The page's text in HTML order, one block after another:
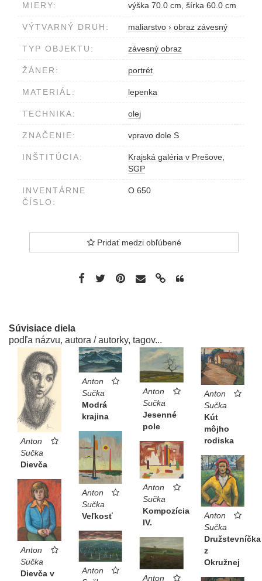
MIERY: výška 70.0 cm, šírka 60.0 cm
VÝTVARNÝ DRUH: maliarstvo › obraz závesný
TYP OBJEKTU: závesný obraz
ŽÁNER: portrét
MATERIÁL: lepenka
TECHNIKA: olej
ZNAČENIE: vpravo dole S
INŠTITÚCIA:
Krajská galéria v Prešove,
SGP
INVENTÁRNE
ČÍSLO:
O 650
Pridať medzi obľúbené
Súvisiace diela
podľa názvu, autora / autorky, tagov...
Anton
Sučka
Dievča
Anton
Sučka
Modrá
krajina
Anton
Sučka
Jesenné
pole
Anton
Sučka
Kút
môjho
rodiska
Anton
Sučka
Veľkosť
Anton
Sučka
Kompozícia
IV.
Anton
Sučka
Družstevníčka
z
Okružnej
Anton
Sučka
Dievča v
Anton
Anton